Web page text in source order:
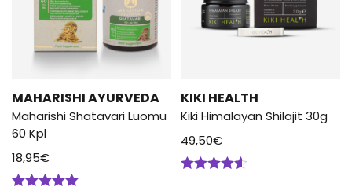
MAHARISHI AYURVEDA
Maharishi Shatavari Luomu
60 Kpl
18,95€
KIKI HEALTH
Kiki Himalayan Shilajit 30g
49,50€